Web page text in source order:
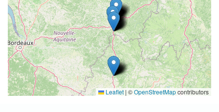
Leaflet | ©OpenStreetMapcontributors